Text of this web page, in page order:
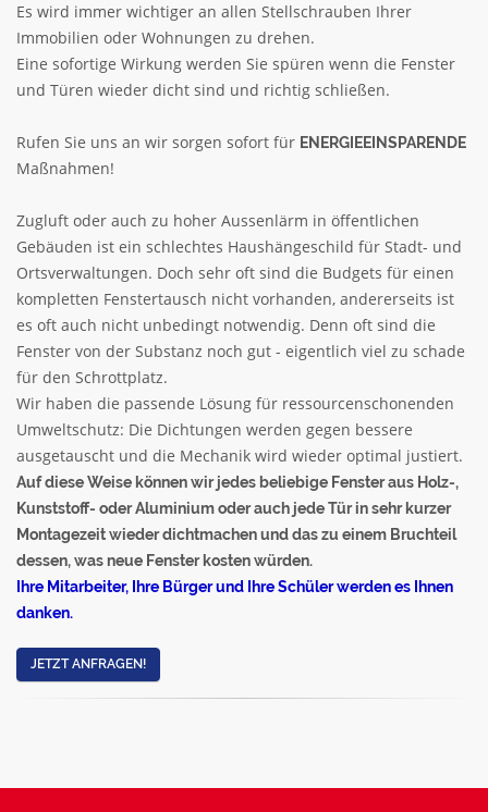
Es wird immer wichtiger an allen Stellschrauben Ihrer
Immobilien oder Wohnungen zu drehen.
Eine sofortige Wirkung werden Sie spüren wenn die Fenster
und Türen wieder dicht sind und richtig schließen.
Rufen Sie uns an wir sorgen sofort für ENERGIEEINSPARENDE
Maßnahmen!
Zugluft oder auch zu hoher Aussenlärm in öffentlichen
Gebäuden ist ein schlechtes Haushängeschild für Stadt- und
Ortsverwaltungen. Doch sehr oft sind die Budgets für einen
kompletten Fenstertausch nicht vorhanden, andererseits ist
es oft auch nicht unbedingt notwendig. Denn oft sind die
Fenster von der Substanz noch gut - eigentlich viel zu schade
für den Schrottplatz.
Wir haben die passende Lösung für ressourcenschonenden
Umweltschutz: Die Dichtungen werden gegen bessere
ausgetauscht und die Mechanik wird wieder optimal justiert.
Auf diese Weise können wir jedes beliebige Fenster aus Holz-,
Kunststoff- oder Aluminiumoder auch jede Tür in sehr kurzer
Montagezeit wieder dichtmachen und das zu einem Bruchteil
dessen, was neue Fenster kosten würden.
Ihre Mitarbeiter, Ihre Bürger und Ihre Schüler werden es Ihnen
danken.
JETZT ANFRAGEN!